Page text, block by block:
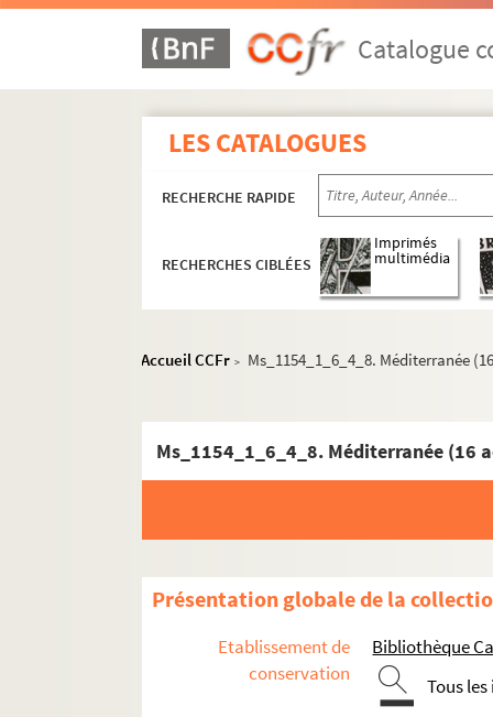
Catalogue
LES CATALOGUES
RECHERCHE RAPIDE
RECHERCHES CIBLÉES
Imprimés
multimédia
Accueil CCFr > Ms_1154_1_6_4_8. Méditerranée
Ms_1154_1_6_4_8. Méditerranée (16
Présentation globale de la
Etablissement de
conservation
Bibliothèque
Tous
Ms_1154_1_1.Étude sur la géographie
Ms_1154_1_2. Romans et nouvelles
Ms_1154_1_6_1. Années 1920
Ms_1154_1_6_2. Années 1930